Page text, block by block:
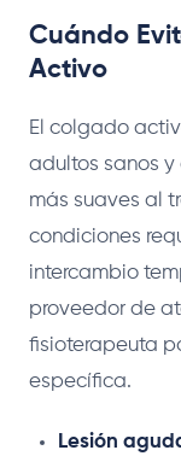
Cuándo
Activo
El colgado
adultos sanos y
más suaves al
condiciones
intercambio
proveedor de
fisioterapeuta
específica.
Lesión